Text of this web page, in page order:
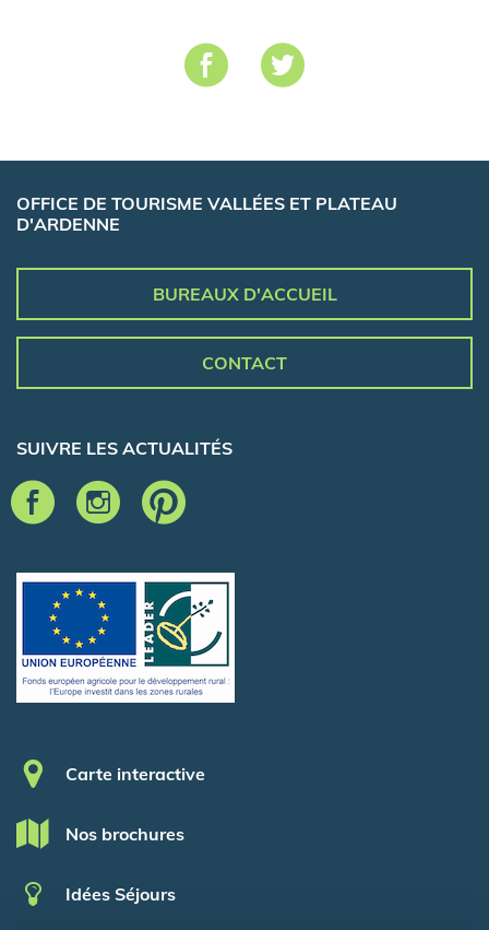
OFFICE DE TOURISME VALLÉES ET PLATEAU
D'ARDENNE
BUREAUX D'ACCUEIL
CONTACT
SUIVRE LES ACTUALITÉS
Pied de page
Carte interactive
Nos brochures
Idées Séjours